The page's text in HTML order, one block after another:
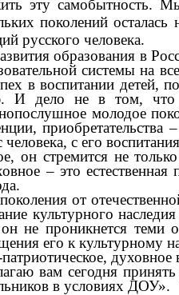
эту самобытность.
поколений
русского человека.
образования в
системы на
в воспитании детей,
И дело не в том, что
молодое
с его
он стремится не
– это
от
культурного
не проникнется теми
его к культурному
вам сегодня
в условиях ДОУ».